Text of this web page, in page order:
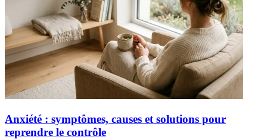
Anxiété : symptômes, causes et solutions pour
reprendre le contrôle